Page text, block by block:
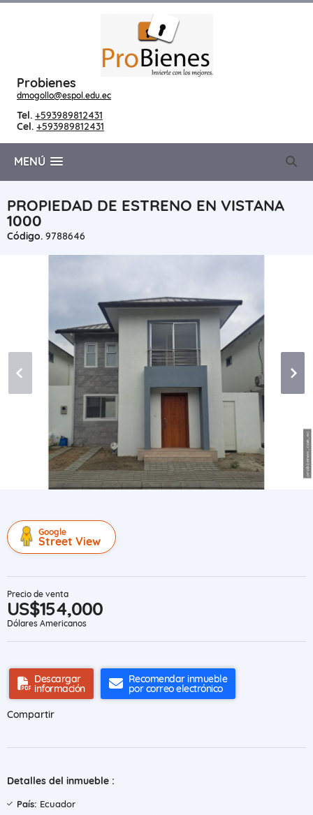
Probienes
dmogollo@espol.edu.ec
Tel. +593989812431
Cel. +593989812431
MENÚ
PROPIEDAD DE ESTRENO EN VISTANA
1000
Código. 9788646
Google
Street View
Precio de venta
US$154,000
Dólares Americanos
Descargar
información
Recomendar inmueble
por correo electrónico
Compartir
Detalles del inmueble :
País: Ecuador